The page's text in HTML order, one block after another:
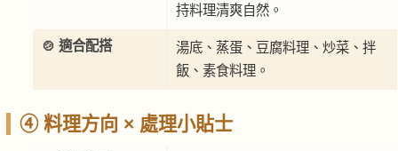
持料理清爽自然。
🍲 適合配搭
湯底、蒸蛋、豆腐料理、炒菜、拌
飯、素食料理。
④ 料理方向 × 處理小貼士